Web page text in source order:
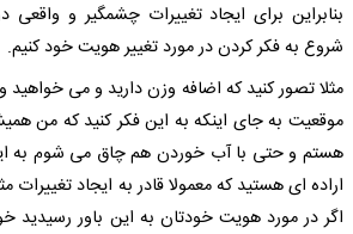
بنابراین برای ایجاد تغییرات چشمگیر و واقعی
شروع به فکر کردن در مورد تغییر هویت خود کنیم.
مثلا تصور کنید که اضافه وزن دارید و می خواهید
موقعیت به جای اینکه به این فکر کنید که من
هستم و حتی با آب خوردن هم چاق می شوم به
اراده ای هستید که معمولا قادر به ایجاد
اگر در مورد هویت خودتان به این باور رسیدید